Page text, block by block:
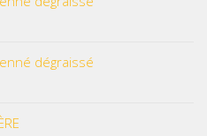
dégraissé